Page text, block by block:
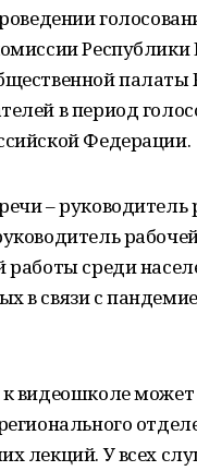
палаты
в период
Федерации.
–
работы среди
в связи с
к видеошколе
лекций. У всех